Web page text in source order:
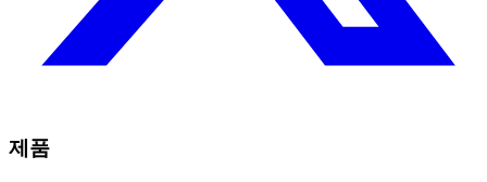
제품